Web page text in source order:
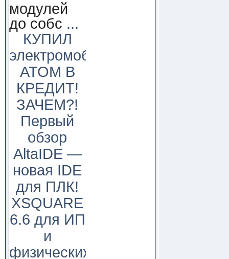
модулей
до собс ...
КУПИЛ
электромобиль
АТОМ В
КРЕДИТ!
ЗАЧЕМ?!
Первый
обзор
AltaIDE —
новая IDE
для ПЛК!
XSQUARE
6.6 для ИП
и
физических